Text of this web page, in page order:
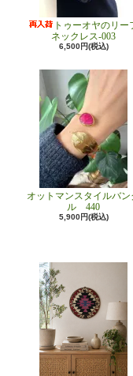
トゥーオヤのリー
ネックレス-003
6,500円(税込)
オットマンスタイルバン
ル 440
5,900円(税込)